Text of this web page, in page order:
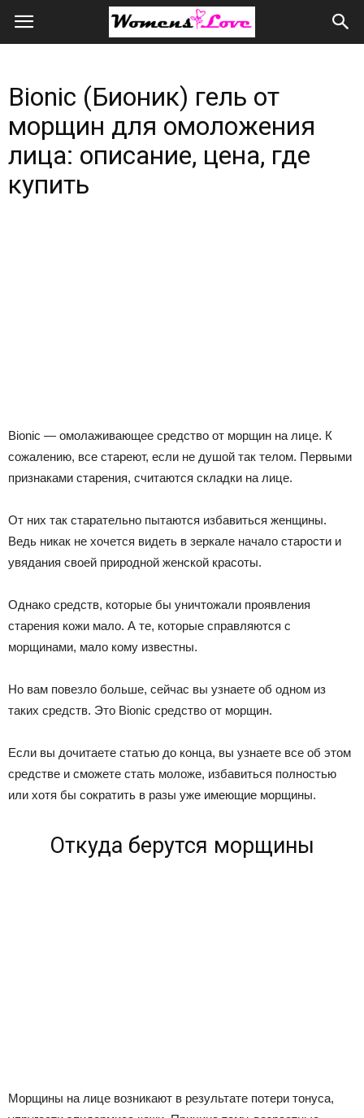
Женская
всем
сердцем
Bionic (Бионик) гель от
морщин для омоложения
лица: описание, цена, где
купить
Bionic — омолаживающее средство от морщин на лице. К
сожалению, все стареют, если не душой так телом. Первыми
признаками старения, считаются складки на лице.
От них так старательно пытаются избавиться женщины.
Ведь никак не хочется видеть в зеркале начало старости и
увядания своей природной женской красоты.
Однако средств, которые бы уничтожали проявления
старения кожи мало. А те, которые справляются с
морщинами, мало кому известны.
Но вам повезло больше, сейчас вы узнаете об одном из
таких средств. Это Bionic средство от морщин.
Если вы дочитаете статью до конца, вы узнаете все об этом
средстве и сможете стать моложе, избавиться полностью
или хотя бы сократить в разы уже имеющие морщины.
Откуда берутся морщины
Морщины на лице возникают в результате потери тонуса,